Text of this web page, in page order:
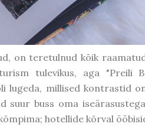
on teretulnud kõik
tulevikus, aga "Preili
lugeda, millised kontrastid
suur buss oma
hotellide kõrval